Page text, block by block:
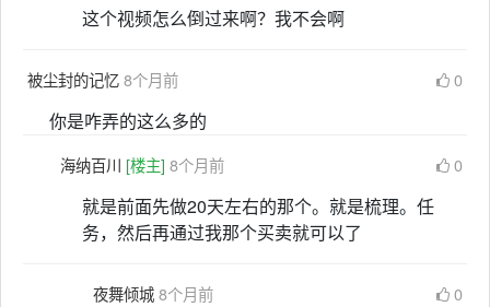
这个视频怎么倒过来啊？我不会啊
被尘封的记忆8个月前 0
你是咋弄的这么多的
海纳百川 [楼主] 8个月前 0
就是前面先做20天左右的那个。就是梳理。任
务，然后再通过我那个买卖就可以了
夜舞倾城8个月前 0